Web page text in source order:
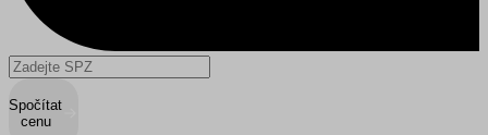
Spočítat
cenu